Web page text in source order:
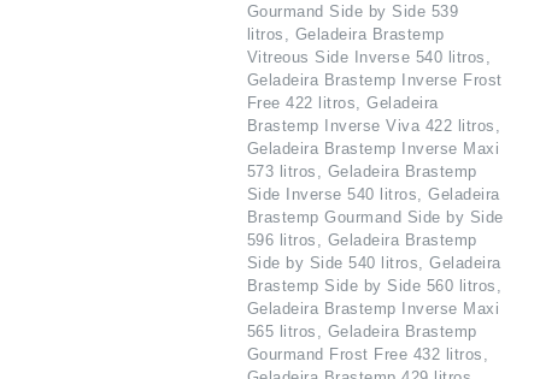
Gourmand Side by Side 539
litros, Geladeira Brastemp
Vitreous Side Inverse 540 litros,
Geladeira Brastemp Inverse Frost
Free 422 litros, Geladeira
Brastemp Inverse Viva 422 litros,
Geladeira Brastemp Inverse Maxi
573 litros, Geladeira Brastemp
Side Inverse 540 litros, Geladeira
Brastemp Gourmand Side by Side
596 litros, Geladeira Brastemp
Side by Side 540 litros, Geladeira
Brastemp Side by Side 560 litros,
Geladeira Brastemp Inverse Maxi
565 litros, Geladeira Brastemp
Gourmand Frost Free 432 litros,